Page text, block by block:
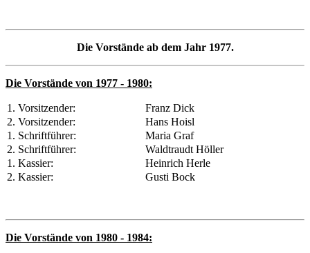
Die Vorstände ab dem Jahr 1977.
Die Vorstände von 1977 - 1980:
1. Vorsitzender:
Franz Dick
2. Vorsitzender:
Hans Hoisl
1. Schriftführer:
Maria Graf
2. Schriftführer:
Waldtraudt Höller
1. Kassier:
Heinrich Herle
2. Kassier:
Gusti Bock
Die Vorstände von 1980 - 1984: